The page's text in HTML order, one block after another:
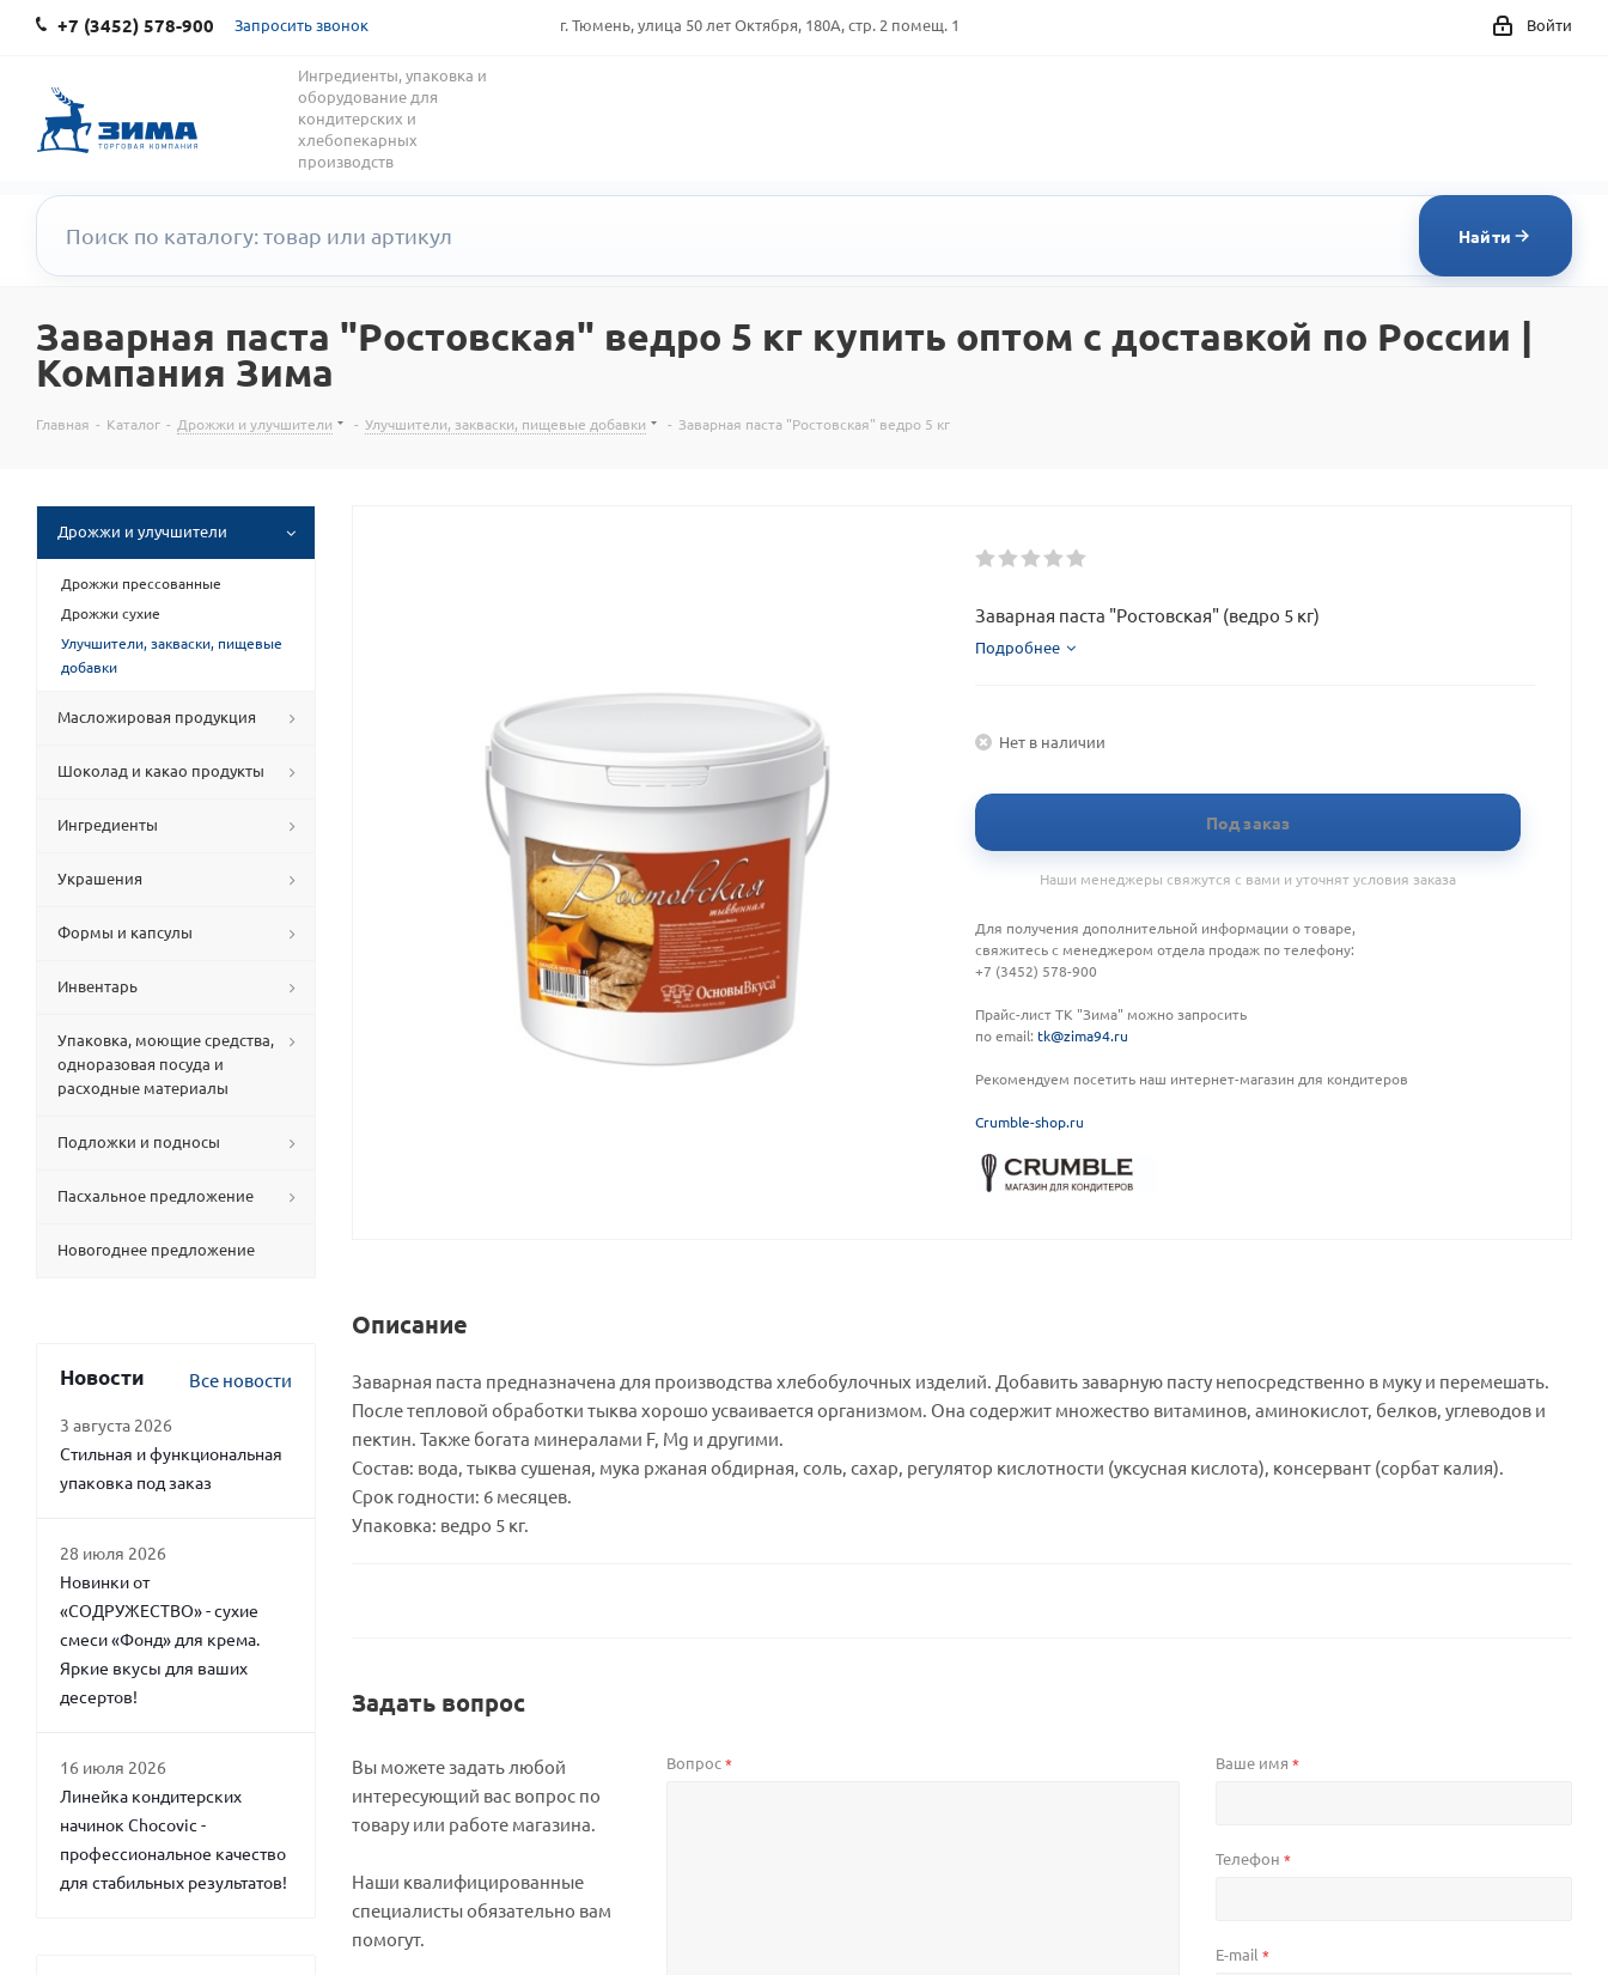
+7 (3452) 578-900 Запросить звонок г. Тюмень, улица 50 лет Октября, 180А, стр. 2 помещ. 1 Войти
Ингредиенты, упаковка и
оборудование для
кондитерских и
хлебопекарных
производств
Найти
Заварная паста "Ростовская" ведро 5 кг купить оптом с доставкой по России |
Компания Зима
Главная - Каталог - Дрожжи и улучшители - Улучшители, закваски, пищевые добавки - Заварная паста "Ростовская" ведро 5 кг
Заварная паста "Ростовская" (ведро 5 кг)
Подробнее
Нет в наличии
Под заказ
Наши менеджеры свяжутся с вами и уточнят условия заказа
Для получения дополнительной информации о товаре,
свяжитесь с менеджером отдела продаж по телефону:
+7 (3452) 578-900
Прайс-лист ТК "Зима" можно запросить
по email: tk@zima94.ru
Рекомендуем посетить наш интернет-магазин для кондитеров
Crumble-shop.ru
Описание
Заварная паста предназначена для производства хлебобулочных изделий. Добавить заварную пасту непосредственно в муку и перемешать.
После тепловой обработки тыква хорошо усваивается организмом. Она содержит множество витаминов, аминокислот, белков, углеводов и
пектин. Также богата минералами F, Mg и другими.
Состав: вода, тыква сушеная, мука ржаная обдирная, соль, сахар, регулятор кислотности (уксусная кислота), консервант (сорбат калия).
Срок годности: 6 месяцев.
Упаковка: ведро 5 кг.
Задать вопрос
Вы можете задать любой
интересующий вас вопрос по
товару или работе магазина.
Наши квалифицированные
специалисты обязательно вам
помогут.
Вопрос* Ваше имя *
Телефон *
E-mail *
Дрожжи и улучшители
Дрожжи прессованные
Дрожжи сухие
Улучшители, закваски, пищевые
добавки
Масложировая продукция
Шоколад и какао продукты
Ингредиенты
Украшения
Формы и капсулы
Инвентарь
Упаковка, моющие средства,
одноразовая посуда и
расходные материалы
Подложки и подносы
Пасхальное предложение
Новогоднее предложение
Новости Все новости
3 августа 2026
Стильная и функциональная
упаковка под заказ
28 июля 2026
Новинки от
«СОДРУЖЕСТВО» - сухие
смеси «Фонд» для крема.
Яркие вкусы для ваших
десертов!
16 июля 2026
Линейка кондитерских
начинок Chocovic -
профессиональное качество
для стабильных результатов!